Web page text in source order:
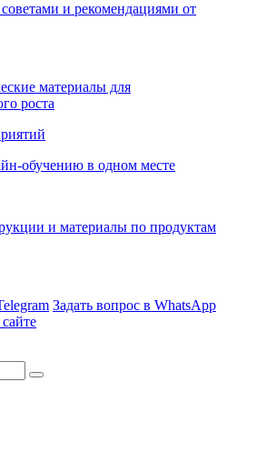
и рекомендациями от
материалы для
роста
обучению в одном месте
и материалы по продуктам
Задать вопрос в WhatsApp